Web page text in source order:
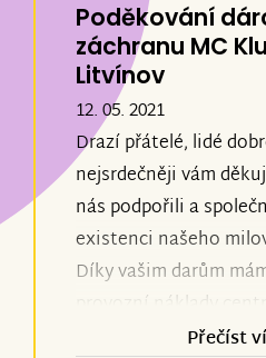
Poděkování
záchranu MC
Litvínov
12. 05. 2021
Drazí přátelé, lidé
nejsrdečněji vám
nás podpořili a
existenci našeho
Díky vašim darům
provozní náklady
Budeme tak moci dál
Přečíst